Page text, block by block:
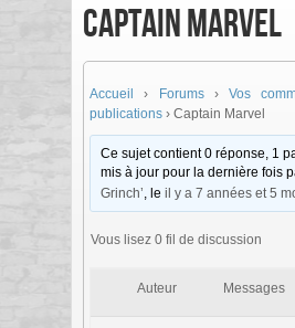
Captain Marvel
Accueil › Forums ›
Vos
publications › Captain Marvel
Ce sujet contient 0 réponse, 1
mis à jour pour la dernière fois
Grinch’, leil y a 7 années et 5
Vous lisez 0 fil de discussion
Auteur Messages